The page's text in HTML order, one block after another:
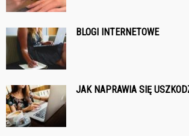
BLOGI INTERNETOWE
JAK NAPRAWIA SIĘ